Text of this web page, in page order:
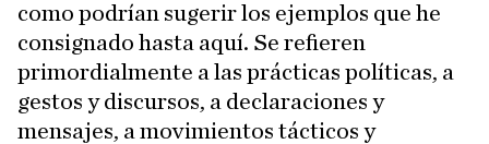
como podrían sugerir los ejemplos que he
consignado hasta aquí. Se refieren
primordialmente a las prácticas políticas, a
gestos y discursos, a declaraciones y
mensajes, a movimientos tácticos y